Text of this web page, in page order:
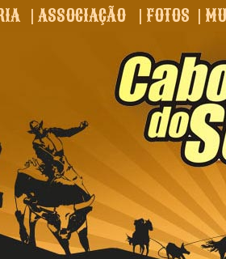
| ASSOCIAÇÃO | FOTOS |